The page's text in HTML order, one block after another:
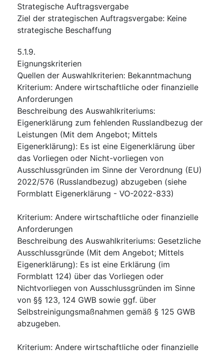
Strategische Auftragsvergabe
Ziel der strategischen Auftragsvergabe: Keine
strategische Beschaffung
5.1.9.
Eignungskriterien
Quellen der Auswahlkriterien: Bekanntmachung
Kriterium: Andere wirtschaftliche oder finanzielle
Anforderungen
Beschreibung des Auswahlkriteriums:
Eigenerklärung zum fehlenden Russlandbezug der
Leistungen (Mit dem Angebot; Mittels
Eigenerklärung): Es ist eine Eigenerklärung über
das Vorliegen oder Nicht-vorliegen von
Ausschlussgründen im Sinne der Verordnung (EU)
2022/576 (Russlandbezug) abzugeben (siehe
Formblatt Eigenerklärung - VO-2022-833)
Kriterium: Andere wirtschaftliche oder finanzielle
Anforderungen
Beschreibung des Auswahlkriteriums: Gesetzliche
Ausschlussgründe (Mit dem Angebot; Mittels
Eigenerklärung): Es ist eine Erklärung (im
Formblatt 124) über das Vorliegen oder
Nichtvorliegen von Ausschlussgründen im Sinne
von §§ 123, 124 GWB sowie ggf. über
Selbstreinigungsmaßnahmen gemäß § 125 GWB
abzugeben.
Kriterium: Andere wirtschaftliche oder finanzielle